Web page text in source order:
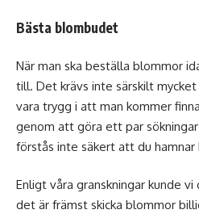
Bästa blombudet
När man ska beställa blommor
till. Det krävs inte särskilt mycket
vara trygg i att man kommer
genom att göra ett par
förstås inte säkert att du
Enligt våra granskningar kunde
det är främst skicka blommor